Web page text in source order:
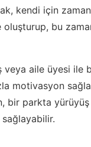
kendi için
bu
aile üyesi ile
motivasyon
bir parkta